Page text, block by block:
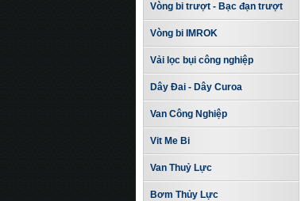
Vòng bi trượt - Bạc đạn trượt
Vòng bi IMROK
Vải lọc bụi công nghiệp
Dây Đai - Dây Curoa
Van Công Nghiệp
Vit Me Bi
Van Thuỷ Lực
Bơm Thủy Lực